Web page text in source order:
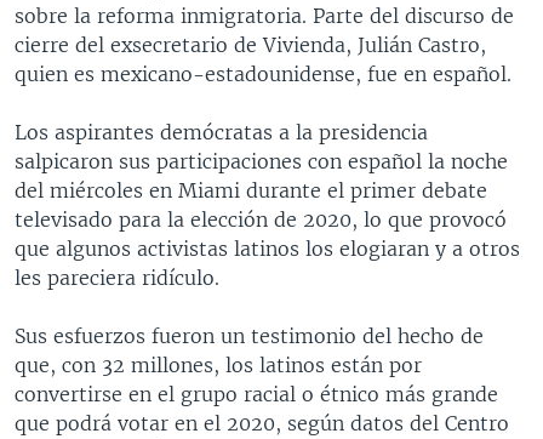
NOTA ECONÓMICA
ENTRETENIMIENTO
Idiomas
sobre la reforma inmigratoria. Parte del discurso de
cierre del exsecretario de Vivienda, Julián Castro,
quien es mexicano-estadounidense, fue en español.
Los aspirantes demócratas a la presidencia
salpicaron sus participaciones con español la noche
del miércoles en Miami durante el primer debate
televisado para la elección de 2020, lo que provocó
que algunos activistas latinos los elogiaran y a otros
les pareciera ridículo.
Sus esfuerzos fueron un testimonio del hecho de
que, con 32 millones, los latinos están por
convertirse en el grupo racial o étnico más grande
que podrá votar en el 2020, según datos del Centro